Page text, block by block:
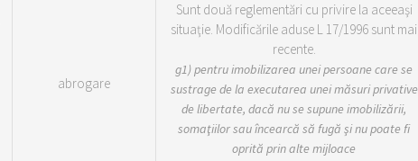
abrogare
Sunt două reglementări cu privire la aceeaşi
situaţie. Modificările aduse L 17/1996 sunt mai
recente.
g1) pentru imobilizarea unei persoane care se
sustrage de la executarea unei măsuri privative
de libertate, dacă nu se supune imobilizării,
somaţiilor sau încearcă să fugă şi nu poate fi
oprită prin alte mijloace